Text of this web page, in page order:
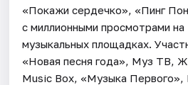
«Покажи сердечко», «Пинг
с миллионными просмотрами
музыкальных площадках.
«Новая песня года», Муз ТВ,
Music Box, «Музыка Первого»,